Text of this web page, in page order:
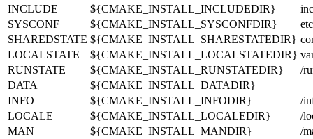
INCLUDE
${CMAKE_INSTALL_INCLUDEDIR}
SYSCONF
${CMAKE_INSTALL_SYSCONFDIR}
etc
SHAREDSTATE ${CMAKE_INSTALL_SHARESTATEDIR}
LOCALSTATE
${CMAKE_INSTALL_LOCALSTATEDIR}
RUNSTATE
${CMAKE_INSTALL_RUNSTATEDIR}
/
DATA
${CMAKE_INSTALL_DATADIR}
INFO
${CMAKE_INSTALL_INFODIR}
/
LOCALE
${CMAKE_INSTALL_LOCALEDIR}
/
MAN
${CMAKE_INSTALL_MANDIR}
/